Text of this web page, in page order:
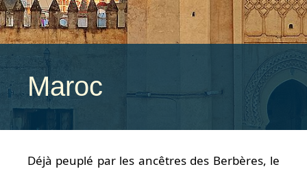
Maroc
Déjà peuplé par les ancêtres des Berbères, le